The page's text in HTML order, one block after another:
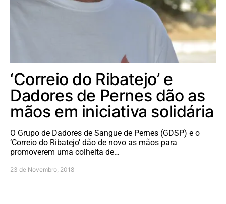
‘Correio do Ribatejo’ e
Dadores de Pernes dão as
mãos em iniciativa solidária
O Grupo de Dadores de Sangue de Pernes (GDSP) e o
‘Correio do Ribatejo’ dão de novo as mãos para
promoverem uma colheita de…
23 de Novembro, 2018